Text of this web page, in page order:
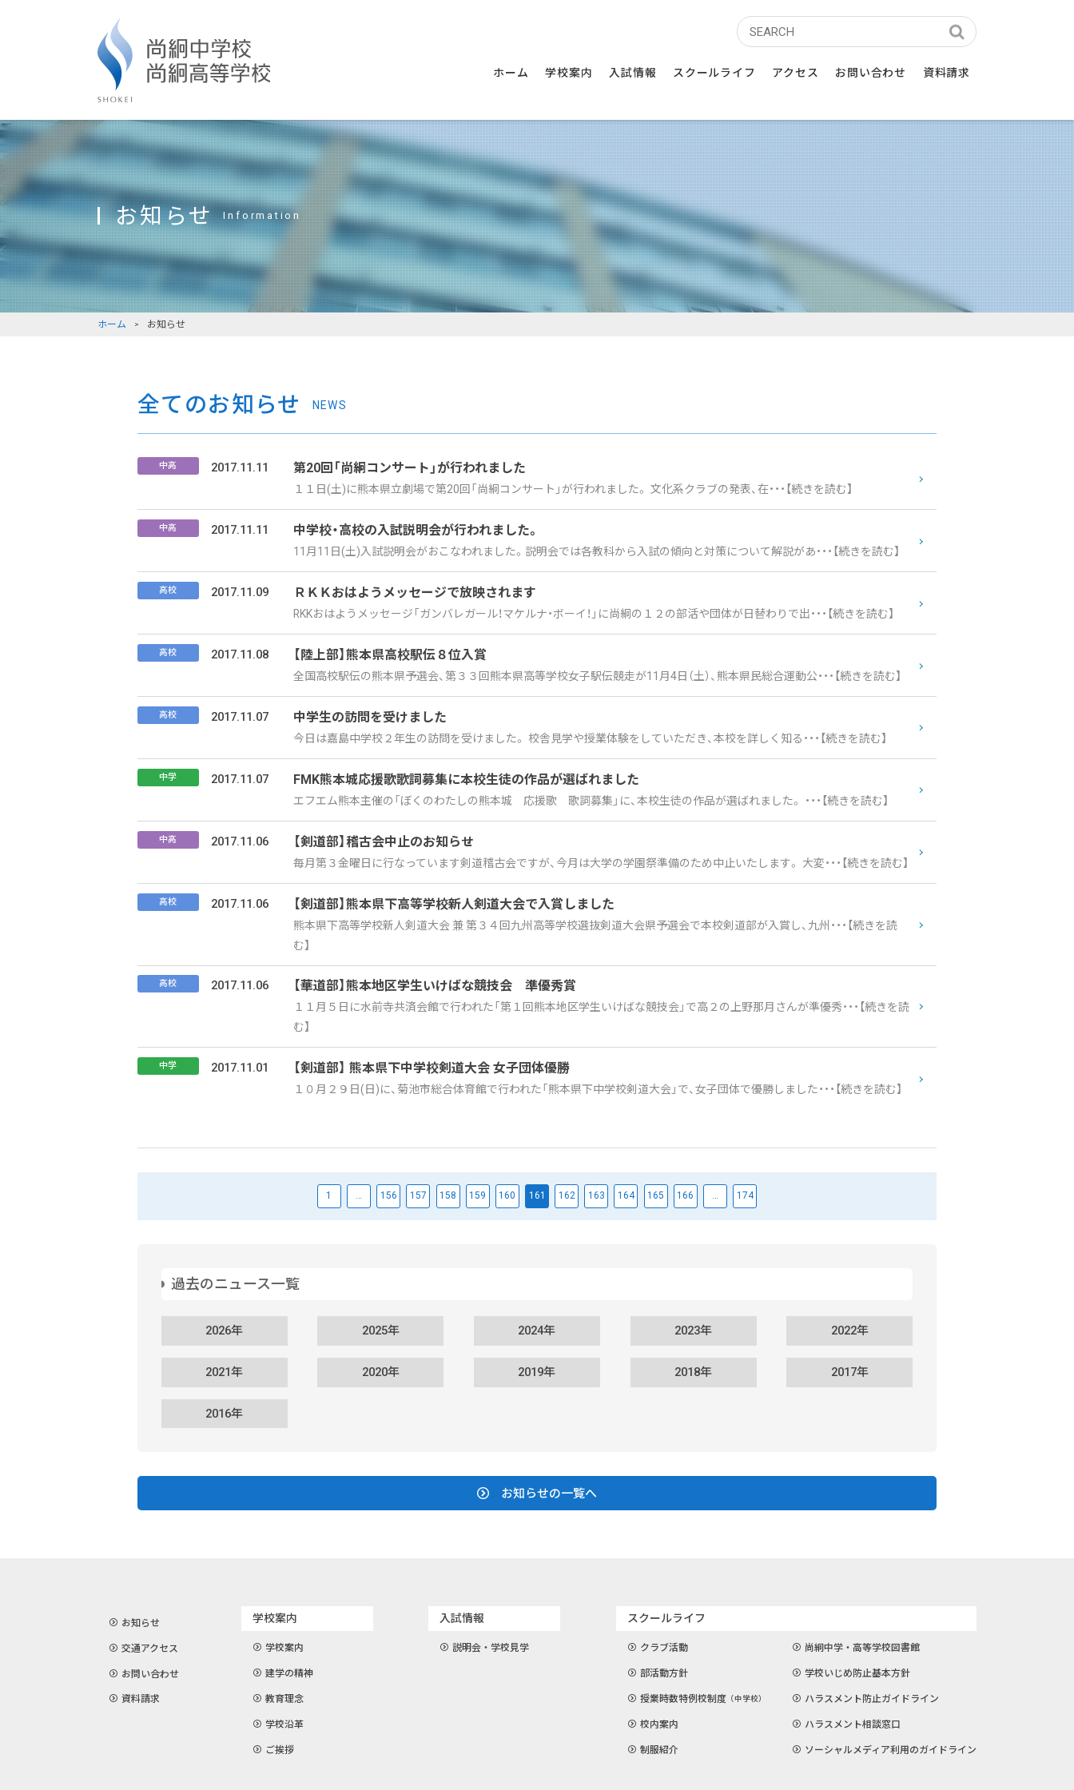
尚絅中学校・尚絅高等学校
ホーム 学校案内 入試情報 スクールライフ アクセス お問い合わせ 資料請求
お知らせ Information
ホーム お知らせ
全てのお知らせ NEWS
中高 2017.11.11 第20回「尚絅コンサート」が行われました
１１日(土)に熊本県立劇場で第20回「尚絅コンサート」が行われました。 文化系クラブの発表、在・・・【続きを読む】
中高 2017.11.11 中学校・高校の入試説明会が行われました。
11月11日(土)入試説明会がおこなわれました。説明会では各教科から入試の傾向と対策について解説があ・・・【続きを読む】
高校 2017.11.09 ＲＫＫおはようメッセージで放映されます
RKKおはようメッセージ「ガンバレガール！マケルナ・ボーイ！」に尚絅の１２の部活や団体が日替わりで出・・・【続きを読む】
高校 2017.11.08 【陸上部】熊本県高校駅伝８位入賞
全国高校駅伝の熊本県予選会、第３３回熊本県高等学校女子駅伝競走が11月4日（土）、熊本県民総合運動公・・・【続きを読む】
高校 2017.11.07 中学生の訪問を受けました
今日は嘉島中学校２年生の訪問を受けました。 校舎見学や授業体験をしていただき、本校を詳しく知る・・・【続きを読む】
中学 2017.11.07 FMK熊本城応援歌歌詞募集に本校生徒の作品が選ばれました
エフエム熊本主催の「ぼくのわたしの熊本城 応援歌 歌詞募集」に、本校生徒の作品が選ばれました。 ・・・【続きを読む】
中高 2017.11.06 【剣道部】稽古会中止のお知らせ
毎月第３金曜日に行なっています剣道稽古会ですが、今月は大学の学園祭準備のため中止いたします。 大変・・・【続きを読む】
高校 2017.11.06 【剣道部】熊本県下高等学校新人剣道大会で入賞しました
熊本県下高等学校新人剣道大会 兼 第３４回九州高等学校選抜剣道大会県予選会で本校剣道部が入賞し、九州・・・【続きを読
む】
高校 2017.11.06 【華道部】熊本地区学生いけばな競技会 準優秀賞
１１月５日に水前寺共済会館で行われた「第１回熊本地区学生いけばな競技会」で高２の上野那月さんが準優秀・・・【続きを読
む】
中学 2017.11.01 【剣道部】 熊本県下中学校剣道大会 女子団体優勝
１０月２９日(日)に、菊池市総合体育館で行われた「熊本県下中学校剣道大会」で、女子団体で優勝しました・・・【続きを読む】
1 … 156 157 158 159 160 161 162 163 164 165 166 … 174
過去のニュース一覧
2026年 2025年 2024年 2023年 2022年
2021年 2020年 2019年 2018年 2017年
2016年
お知らせの一覧へ
お知らせ
交通アクセス
お問い合わせ
資料請求
学校案内
学校案内
建学の精神
教育理念
学校沿革
ご挨拶
入試情報
説明会・学校見学
スクールライフ
クラブ活動
部活動方針
授業時数特例校制度（中学校）
校内案内
制服紹介
尚絅中学・高等学校図書館
学校いじめ防止基本方針
ハラスメント防止ガイドライン
ハラスメント相談窓口
ソーシャルメディア利用のガイドライン